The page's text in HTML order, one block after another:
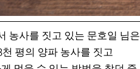
농사를 짓고 있는 문호일 님은
천 평의 양파 농사를 짓고